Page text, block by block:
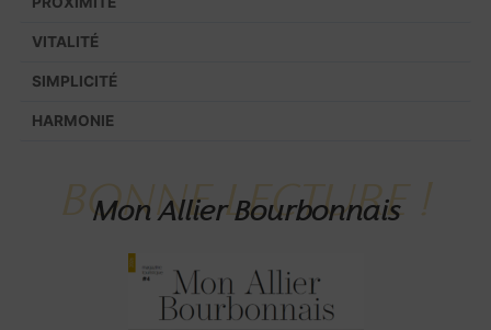
VITALITÉ
SIMPLICITÉ
HARMONIE
BONNE LECTURE !
Mon Allier Bourbonnais